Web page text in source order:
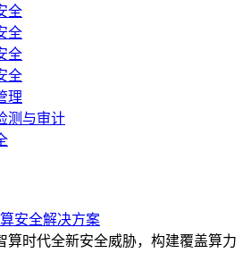
全
全
全
全
理
测与审计
安全解决方案
算时代全新安全威胁，构建覆盖算力